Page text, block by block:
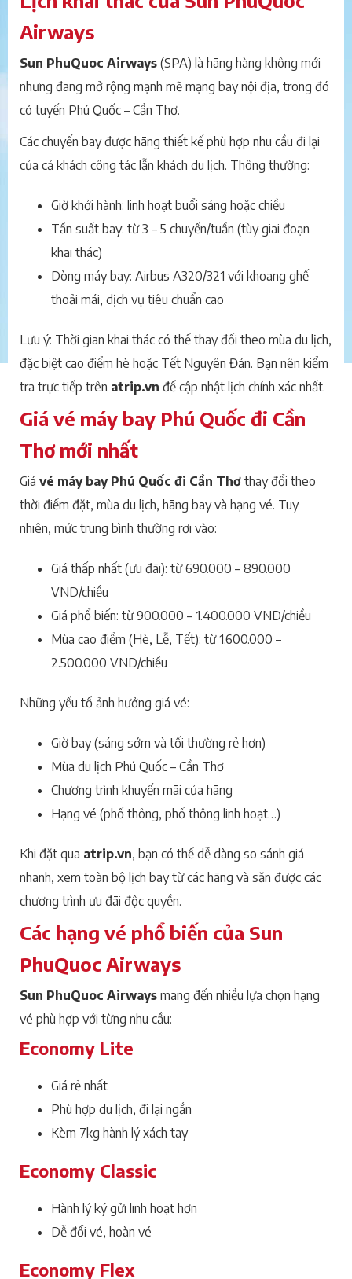
Airways
Sun PhuQuoc Airways (SPA) là hãng hàng không mới
nhưng đang mở rộng mạnh mẽ mạng bay nội địa, trong đó
có tuyến Phú Quốc – Cần Thơ.
Các chuyến bay được hãng thiết kế phù hợp nhu cầu đi lại
của cả khách công tác lẫn khách du lịch. Thông thường:
Giờ khởi hành: linh hoạt buổi sáng hoặc chiều
Tần suất bay: từ 3 – 5 chuyến/tuần (tùy giai đoạn
khai thác)
Dòng máy bay: Airbus A320/321 với khoang ghế
thoải mái, dịch vụ tiêu chuẩn cao
Lưu ý: Thời gian khai thác có thể thay đổi theo mùa du lịch,
đặc biệt cao điểm hè hoặc Tết Nguyên Đán. Bạn nên kiểm
tra trực tiếp trên atrip.vn để cập nhật lịch chính xác nhất.
Giá vé máy bay Phú Quốc đi Cần
Thơ mới nhất
Giá vé máy bay Phú Quốc đi Cần Thơ thay đổi theo
thời điểm đặt, mùa du lịch, hãng bay và hạng vé. Tuy
nhiên, mức trung bình thường rơi vào:
Giá thấp nhất (ưu đãi): từ 690.000 – 890.000
VND/chiều
Giá phổ biến: từ 900.000 – 1.400.000 VND/chiều
Mùa cao điểm (Hè, Lễ, Tết): từ 1.600.000 –
2.500.000 VND/chiều
Những yếu tố ảnh hưởng giá vé:
Giờ bay (sáng sớm và tối thường rẻ hơn)
Mùa du lịch Phú Quốc – Cần Thơ
Chương trình khuyến mãi của hãng
Hạng vé (phổ thông, phổ thông linh hoạt…)
Khi đặt qua atrip.vn, bạn có thể dễ dàng so sánh giá
nhanh, xem toàn bộ lịch bay từ các hãng và săn được các
chương trình ưu đãi độc quyền.
Các hạng vé phổ biến của Sun
PhuQuoc Airways
Sun PhuQuoc Airways mang đến nhiều lựa chọn hạng
vé phù hợp với từng nhu cầu:
Economy Lite
Giá rẻ nhất
Phù hợp du lịch, đi lại ngắn
Kèm 7kg hành lý xách tay
Economy Classic
Hành lý ký gửi linh hoạt hơn
Dễ đổi vé, hoàn vé
Economy Flex